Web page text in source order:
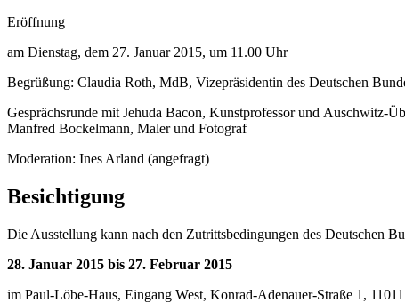
Eröffnung
am Dienstag, dem 27. Januar 2015, um 11.00 Uhr
Begrüßung: Claudia Roth, MdB, Vizepräsidentin des Deutschen
Gesprächsrunde mit Jehuda Bacon, Kunstprofessor und Auschwitz-
Manfred Bockelmann, Maler und Fotograf
Moderation: Ines Arland (angefragt)
Besichtigung
Die Ausstellung kann nach den Zutrittsbedingungen des Deutschen
28. Januar 2015 bis 27. Februar 2015
im Paul-Löbe-Haus, Eingang West, Konrad-Adenauer-Straße 1,